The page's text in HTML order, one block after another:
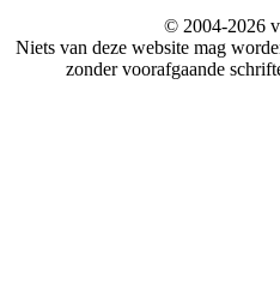
© 2004-2026
Niets van deze website mag
zonder voorafgaande